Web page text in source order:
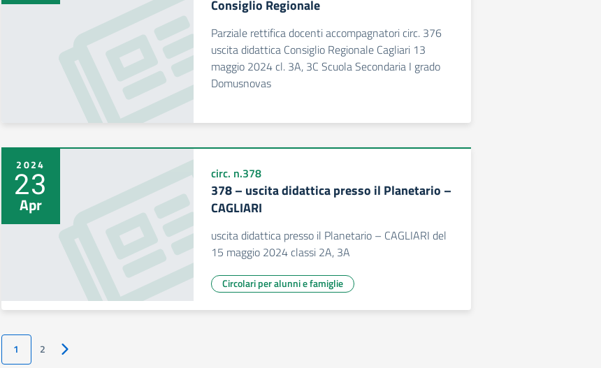
Consiglio Regionale
Parziale rettifica docenti accompagnatori circ. 376
uscita didattica Consiglio Regionale Cagliari 13
maggio 2024 cl. 3A, 3C Scuola Secondaria I grado
Domusnovas
2024
23
Apr
circ. n.378
378 – uscita didattica presso il Planetario –
CAGLIARI
uscita didattica presso il Planetario – CAGLIARI del
15 maggio 2024 classi 2A, 3A
Circolari per alunni e famiglie
1 2 Pagina successiva